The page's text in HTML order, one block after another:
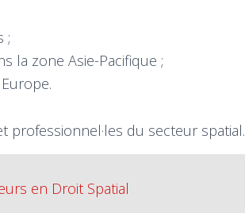
;
la zone Asie-Pacifique ;
professionnel·les du secteur spatial.
en Droit Spatial